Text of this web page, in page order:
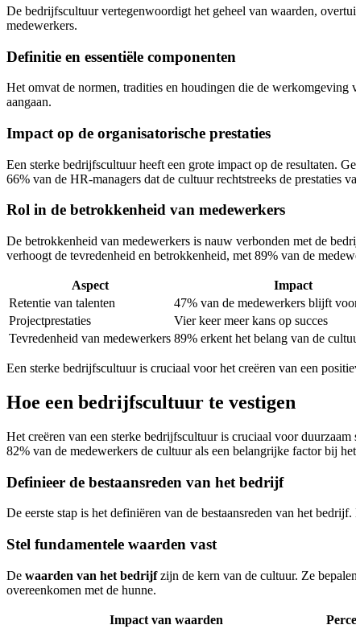
De bedrijfscultuur vertegenwoordigt het geheel van waarden,
medewerkers.
Definitie en essentiële componenten
Het omvat de normen, tradities en houdingen die de werkomgeving
aangaan.
Impact op de organisatorische prestaties
Een sterke bedrijfscultuur heeft een grote impact op de resultaten.
66% van de HR-managers dat de cultuur rechtstreeks de prestaties
Rol in de betrokkenheid van medewerkers
De betrokkenheid van medewerkers is nauw verbonden met de
verhoogt de tevredenheid en betrokkenheid, met 89% van de
Aspect
Impact
Retentie van talenten
47% van de medewerkers blijft
Projectprestaties
Vier keer meer kans op succes
Tevredenheid van medewerkers 89% erkent het belang van de
Een sterke bedrijfscultuur is cruciaal voor het creëren van een
Hoe een bedrijfscultuur te vestigen
Het creëren van een sterke bedrijfscultuur is cruciaal voor
82% van de medewerkers de cultuur als een belangrijke factor bij
Definieer de bestaansreden van het bedrijf
De eerste stap is het definiëren van de bestaansreden van het
Stel fundamentele waarden vast
De waarden van het bedrijfzijn de kern van de cultuur. Ze
overeenkomen met de hunne.
Impact van waarden